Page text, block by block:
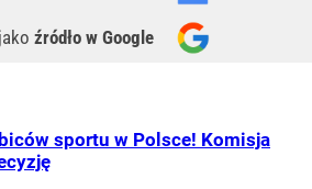
źródło w Google
sportu w Polsce! Komisja